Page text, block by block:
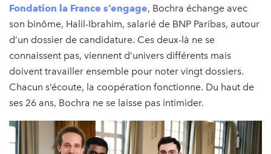
Fondation la France s’engage, Bochra échange avec
son binôme, Halil-Ibrahim, salarié de BNP Paribas, autour
d’un dossier de candidature. Ces deux-là ne se
connaissent pas, viennent d’univers différents mais
doivent travailler ensemble pour noter vingt dossiers.
Chacun s’écoute, la coopération fonctionne. Du haut de
ses 26 ans, Bochra ne se laisse pas intimider.